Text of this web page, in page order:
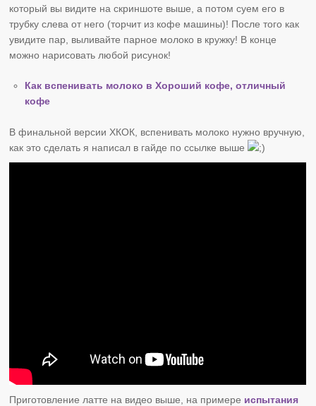
который вы видите на скриншоте выше, а потом суем его в
трубку слева от него (торчит из кофе машины)! После того как
увидите пар, выливайте парное молоко в кружку! В конце
можно нарисовать любой рисунок!
Как вспенивать молоко в Хороший кофе, отличный
кофе
В финальной версии ХКОК, вспенивать молоко нужно вручную,
как это сделать я написал в гайде по ссылке выше
Приготовление латте на видео выше, на примере испытания